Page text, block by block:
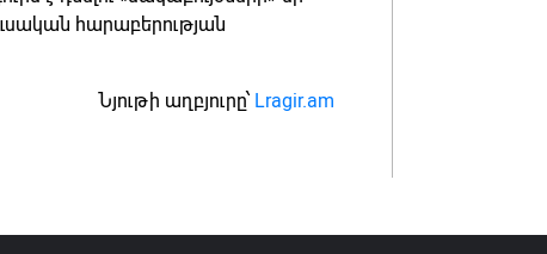
հարաբերության
Նյութի աղբյուրը՝ Lragir.am